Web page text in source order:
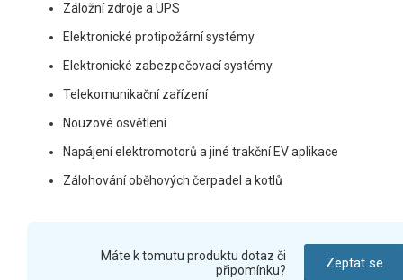
Záložní zdroje a UPS
Elektronické protipožární systémy
Elektronické zabezpečovací systémy
Telekomunikační zařízení
Nouzové osvětlení
Napájení elektromotorů a jiné trakční EV aplikace
Zálohování oběhových čerpadel a kotlů
Máte k tomutu produktu dotaz či
připomínku?
Zeptat se